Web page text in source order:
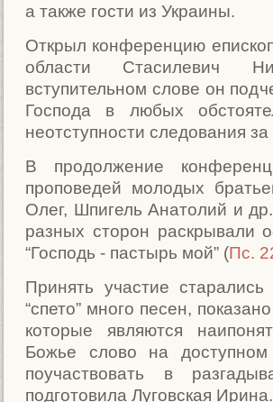
а также гости из Украины.
Открыл конференцию
области Стасилевич
вступительном слове он
Господа в любых
неотступности следования
В продолжение
проповедей молодых
Олег, Шпигель Анатолий и
разных сторон раскрывали
“Господь - пастырь мой” (Пс.
Принять участие
“спето” много песен,
которые являются
Божье слово на
поучаствовать в
подготовила Луговская Ирина.